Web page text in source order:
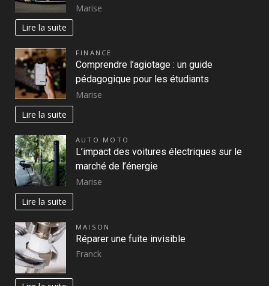
Marise
Lire la suite
FINANCE
Comprendre l’agiotage : un guide
pédagogique pour les étudiants
Marise
Lire la suite
AUTO MOTO
L’impact des voitures électriques sur le
marché de l’énergie
Marise
Lire la suite
MAISON
Réparer une fuite invisible
Franck